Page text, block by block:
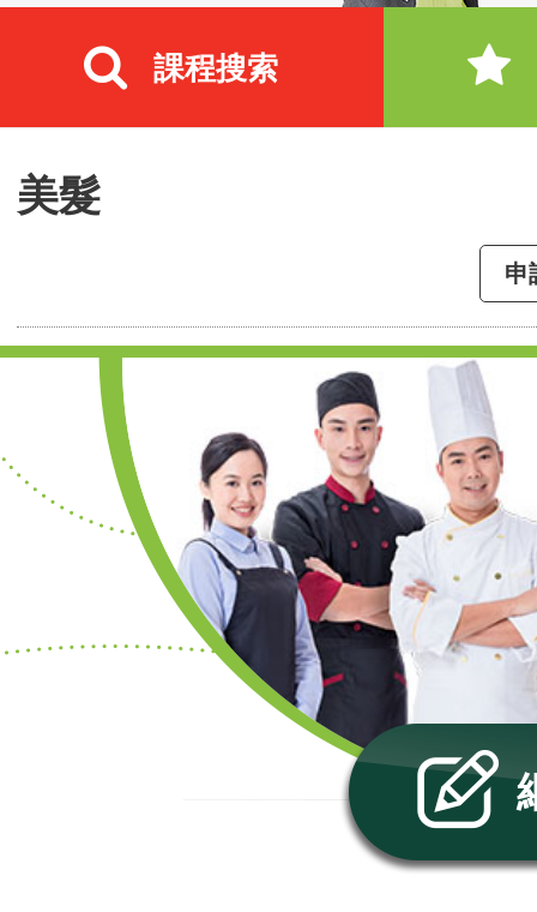
課程搜索
美髮
申